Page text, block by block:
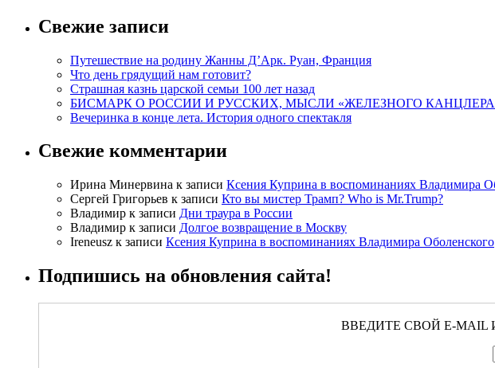
Свежие записи
Путешествие на родину Жанны Д’Арк. Руан, Франция
Что день грядущий нам готовит?
Страшная казнь царской семьи 100 лет назад
БИСМАРК О РОССИИ И РУССКИХ, МЫСЛИ «ЖЕЛЕЗНОГО
Вечеринка в конце лета. История одного спектакля
Свежие комментарии
Ирина Минервина к записи Ксения Куприна в воспоминаниях Владимира
Сергей Григорьев к записи Кто вы мистер Трамп? Who is Mr.Trump?
Владимир к записи Дни траура в России
Владимир к записи Долгое возвращение в Москву
Ireneusz к записи Ксения Куприна в воспоминаниях Владимира Оболенского
Подпишись на обновления сайта!
ВВЕДИТЕ СВОЙ E-